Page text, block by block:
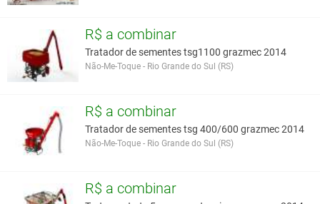
Configurações disponíveis:
apenas grafite;
*Abastecimento de plantadeira com
inoculação e grafite;
*Abastecimento de plantadeiras com
Altura útil de descarga: 4,8m.
Peso (sem embalagem): 750kg (kit completo).
Capacidade de descarga a seco: até 500 kg/min (600 sacas/hora).
Capacidade de descarga com tratamento: até 420 kg/min (504
Acionamento do helicoide: motor hidráulico 80 litros/minuto com
R$ a combinar
Tratador de sementes tsg1100 grazmec 2014
Não-Me-Toque - Rio Grande do Sul (RS)
R$ a combinar
Tratador de sementes tsg 400/600 grazmec 2014
Não-Me-Toque - Rio Grande do Sul (RS)
R$ a combinar